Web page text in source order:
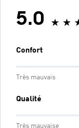
5.0
Confort
Très mauvais
Qualité
Très mauvaise